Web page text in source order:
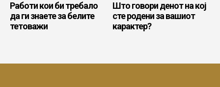
Работи кои би требало
да ги знаете за белите
тетоважи
Што говори денот на кој
сте родени за вашиот
карактер?